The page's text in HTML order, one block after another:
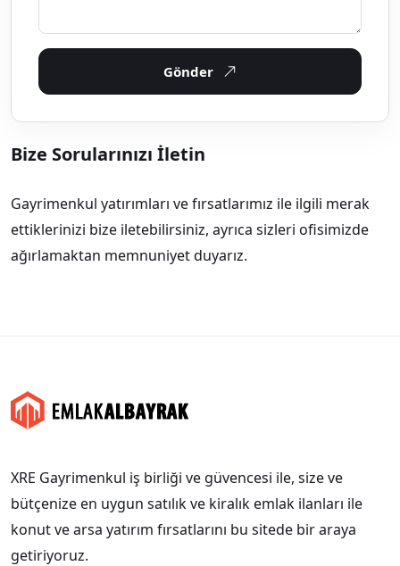
Gönder
Bize Sorularınızı İletin
Gayrimenkul yatırımları ve fırsatlarımız ile ilgili merak
ettiklerinizi bize iletebilirsiniz, ayrıca sizleri ofisimizde
ağırlamaktan memnuniyet duyarız.
XRE Gayrimenkul iş birliği ve güvencesi ile, size ve
bütçenize en uygun satılık ve kiralık emlak ilanları ile
konut ve arsa yatırım fırsatlarını bu sitede bir araya
getiriyoruz.